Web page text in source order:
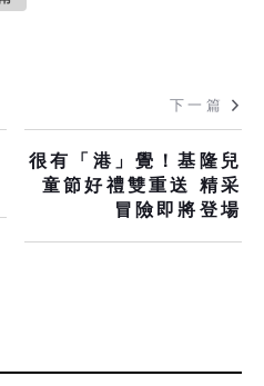
下一篇
很有「港」覺！基隆兒
童節好禮雙重送 精采
冒險即將登場